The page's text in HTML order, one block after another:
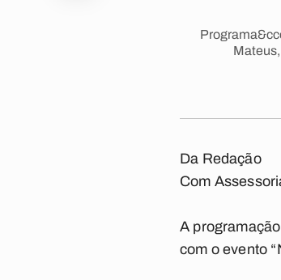
Da Redação
Com
A
com o evento